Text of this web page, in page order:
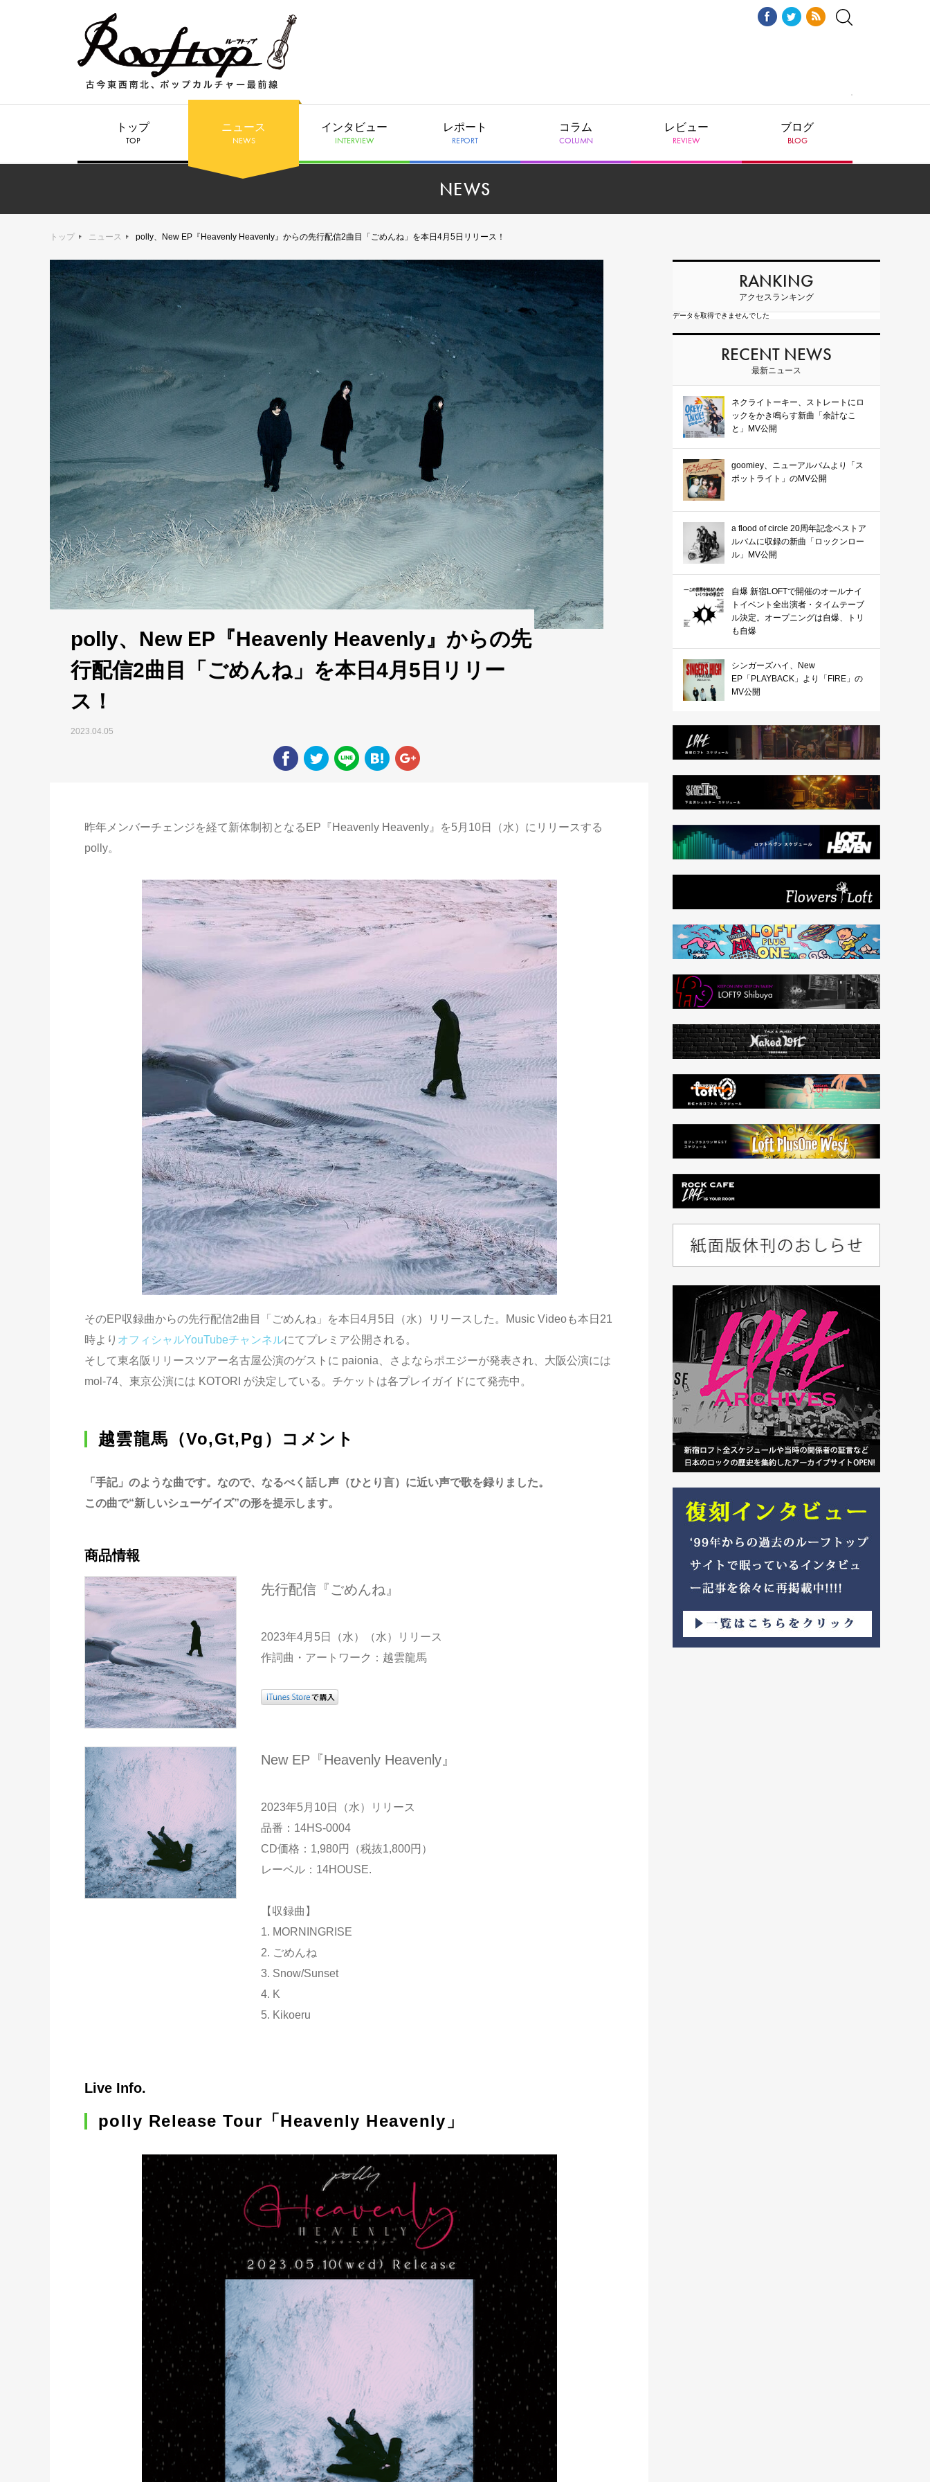
トップ
TOP
ニュース
NEWS
インタビュー
INTERVIEW
レポート
REPORT
コラム
COLUMN
レビュー
REVIEW
ブログ
BLOG
NEWS
トップ ニュース polly、New EP『Heavenly Heavenly』からの先行配信2曲目「ごめんね」を本日4月5日リリース！
polly、New EP『Heavenly Heavenly』からの先
行配信2曲目「ごめんね」を本日4月5日リリー
ス！
2023.04.05
昨年メンバーチェンジを経て新体制初となるEP『Heavenly Heavenly』を5月10日（水）にリリースする
polly。
そのEP収録曲からの先行配信2曲目「ごめんね」を本日4月5日（水）リリースした。Music Videoも本日21
時より オフィシャルYouTubeチャンネルにてプレミア公開される。
そして東名阪リリースツアー名古屋公演のゲストに paionia、さよならポエジーが発表され、大阪公演には
mol-74、東京公演には KOTORI が決定している。チケットは各プレイガイドにて発売中。
越雲龍馬（Vo,Gt,Pg）コメント
「手記」のような曲です。なので、なるべく話し声（ひとり言）に近い声で歌を録りました。
この曲で“新しいシューゲイズ”の形を提示します。
商品情報
先行配信『ごめんね』
2023年4月5日（水）（水）リリース
作詞曲・アートワーク：越雲龍馬
New EP『Heavenly Heavenly』
2023年5月10日（水）リリース
品番：14HS-0004
CD価格：1,980円（税抜1,800円）
レーベル：14HOUSE.
【収録曲】
1. MORNINGRISE
2. ごめんね
3. Snow/Sunset
4. K
5. Kikoeru
Live Info.
polly Release Tour「Heavenly Heavenly」
RANKING
アクセスランキング
データを取得できませんでした
RECENT NEWS
最新ニュース
ネクライトーキー、ストレートにロ
ックをかき鳴らす新曲「余計なこ
と」MV公開
goomiey、ニューアルバムより「ス
ポットライト」のMV公開
a flood of circle 20周年記念ベストア
ルバムに収録の新曲「ロックンロー
ル」MV公開
自爆 新宿LOFTで開催のオールナイ
トイベント全出演者・タイムテーブ
ル決定。オープニングは自爆、トリ
も自爆
シンガーズハイ、New
EP「PLAYBACK」より「FIRE」の
MV公開